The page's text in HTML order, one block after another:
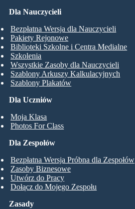
Dla Uczniów
Moja Klasa
Photos For Class
Dla Nauczycieli
Bezpłatna Wersja dla Nauczycieli
Pakiety Rejonowe
Biblioteki Szkolne i Centra Medialne
Szkolenia
Wszystkie Zasoby dla Nauczycieli
Szablony Arkuszy Kalkulacyjnych
Szablony Plakatów
Dla Zespołów
Bezpłatna Wersja Próbna dla Zespołów
Zasoby Biznesowe
Utwórz do Pracy
Dołącz do Mojego Zespołu
Zasady